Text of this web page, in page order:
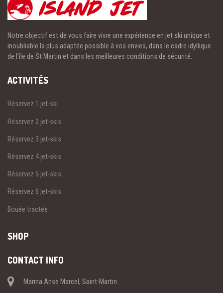
Notre objectif est de vous faire vivre une expérience en jet ski unique et
inoubliable la plus adaptée possible à vos envies, dans le cadre idyllique
de l’île de St Martin et dans les meilleures conditions de sécurité.
ACTIVITÉS
Réservez 1 jet-ski
Réservez 2 jet-skis
Réservez 3 jet-skis
Réservez 4 jet-skis
Réservez 5 jet-skis
Réservez 6 jet-skis
Bouée tractée
SHOP
CONTACT INFO
Marina Anse Marcel, Saint-Martin